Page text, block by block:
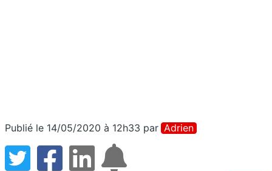
Publié le 14/05/2020 à 12h33 par Adrien